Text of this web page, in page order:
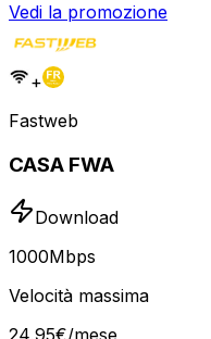
Vedi la promozione
+
Fastweb
CASA FWA
Download
1000Mbps
Velocità massima
24,95€/mese